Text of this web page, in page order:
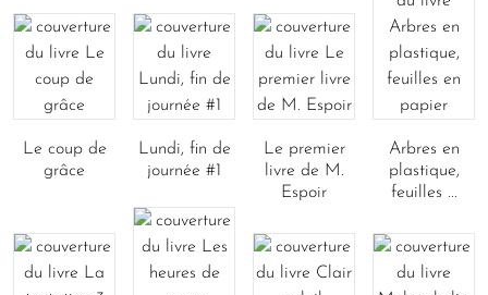
Le coup de
grâce
Lundi, fin de
journée #1
Le premier
livre de M.
Espoir
Arbres en
plastique,
feuilles ...